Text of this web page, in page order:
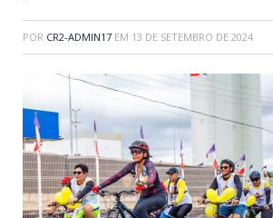
POR CR2-ADMIN17 EM 13 DE SETEMBRO DE 2024